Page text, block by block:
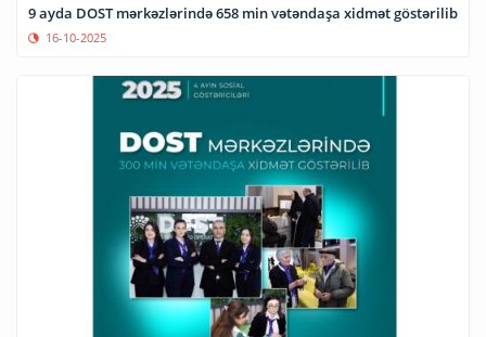
9 ayda DOST mərkəzlərində 658 min vətəndaşa xidmət göstərilib
16-10-2025